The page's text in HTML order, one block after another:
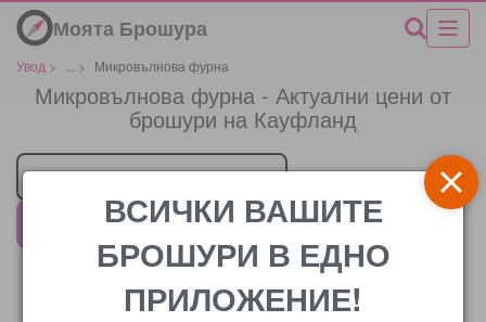
Моята Брошура
Увод > > Микровълнова фурна
Микровълнова фурна - Актуални цени от
брошури на Кауфланд
Търговец
КауфландВСИЧКИ ВАШИТЕ
БРОШУРИ В ЕДНО
ПРИЛОЖЕНИЕ!